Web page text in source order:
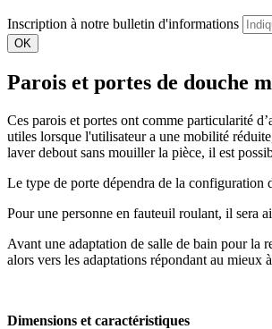
Inscription à notre bulletin d'informations
OK
Parois et portes de douche
Ces parois et portes ont comme particularité
utiles lorsque l'utilisateur a une mobilité
laver debout sans mouiller la pièce, il est
Le type de porte dépendra de la configuration
Pour une personne en fauteuil roulant, il sera
Avant une adaptation de salle de bain pour la
alors vers les adaptations répondant au mieux
Dimensions et caractéristiques